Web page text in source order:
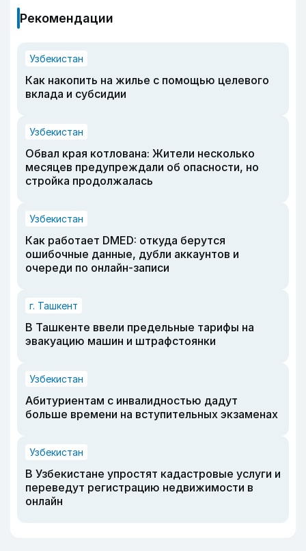
Рекомендации
Узбекистан
Как накопить на жилье с помощью целевого
вклада и субсидии
Узбекистан
Обвал края котлована: Жители несколько
месяцев предупреждали об опасности, но
стройка продолжалась
Узбекистан
Как работает DMED: откуда берутся
ошибочные данные, дубли аккаунтов и
очереди по онлайн-записи
г. Ташкент
В Ташкенте ввели предельные тарифы на
эвакуацию машин и штрафстоянки
Узбекистан
Абитуриентам с инвалидностью дадут
больше времени на вступительных экзаменах
Узбекистан
В Узбекистане упростят кадастровые услуги и
переведут регистрацию недвижимости в
онлайн